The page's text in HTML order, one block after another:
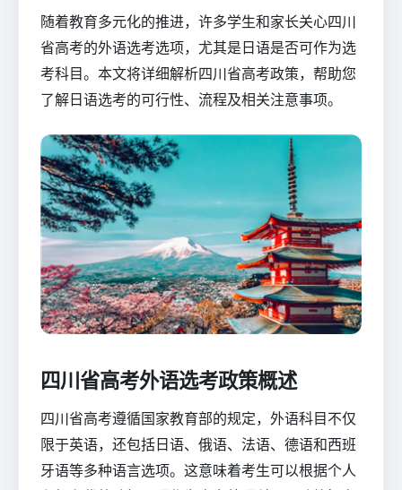
随着教育多元化的推进，许多学生和家长关心四川
省高考的外语选考选项，尤其是日语是否可作为选
考科目。本文将详细解析四川省高考政策，帮助您
了解日语选考的可行性、流程及相关注意事项。
四川省高考外语选考政策概述
四川省高考遵循国家教育部的规定，外语科目不仅
限于英语，还包括日语、俄语、法语、德语和西班
牙语等多种语言选项。这意味着考生可以根据个人